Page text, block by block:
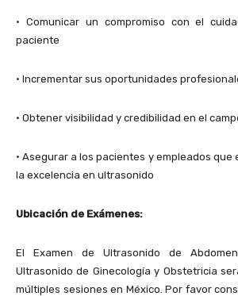
• Comunicar un compromiso con el
paciente
• Incrementar sus oportunidades
• Obtener visibilidad y credibilidad en el
• Asegurar a los pacientes y empleados que
la excelencia en ultrasonido
Ubicación de Exámenes:
El Examen de Ultrasonido de
Ultrasonido de Ginecología y Obstetricia
múltiples sesiones en México. Por favor